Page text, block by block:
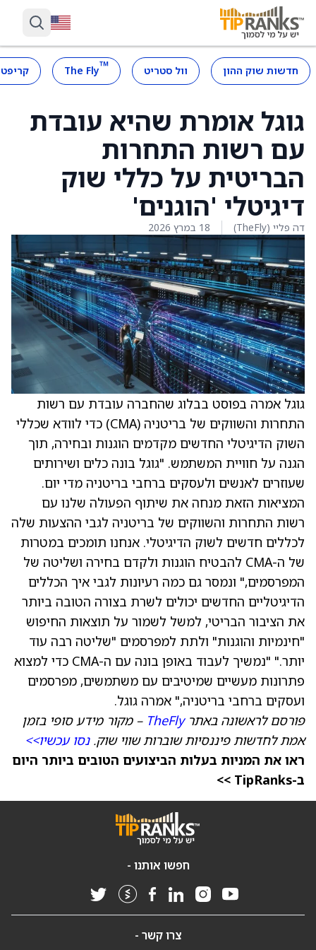
חדשות שוק ההון וול סטריט ™
The Fly
גוגל אומרת שהיא עובדת
עם רשות התחרות
הבריטית על כללי שוק
דיגיטלי 'הוגנים'
דה פליי (TheFly) 18 במרץ 2026
גוגל אמרה בפוסט בבלוג שהחברה עובדת עם רשות
התחרות והשווקים של בריטניה (CMA) כדי לוודא שכללי
השוק הדיגיטלי החדשים מקדמים הוגנות ובחירה, תוך
הגנה על חוויית המשתמש. "גוגל בונה כלים ושירותים
שעוזרים לאנשים ולעסקים ברחבי בריטניה מדי יום.
המציאות הזאת מנחה את שיתוף הפעולה שלנו עם
רשות התחרות והשווקים של בריטניה לגבי ההצעות שלה
לכללים חדשים לשוק הדיגיטלי. אנחנו תומכים במטרות
של ה-CMA להבטיח הוגנות ולקדם בחירה ושליטה של
המפרסמים," ונמסר גם כמה רעיונות לגבי איך הכללים
הדיגיטליים החדשים יכולים לשרת בצורה הטובה ביותר
את הציבור הבריטי, למשל לשמור על תוצאות החיפוש
"חינמיות והוגנות" ולתת למפרסמים "שליטה רבה עוד
יותר." "נמשיך לעבוד באופן בונה עם ה-CMA כדי למצוא
פתרונות מעשיים שמיטיבים עם משתמשים, מפרסמים
ועסקים ברחבי בריטניה," אמרה גוגל.
פורסם לראשונה באתרTheFly – מקור מידע סופי בזמן
אמת לחדשות פיננסיות שוברות שווי שוק.נסו עכשיו>>
ראו את המניות בעלות הביצועים הטובים ביותר היום
ב-TipRanks >>
חפשו אותנו -
צרו קשר -